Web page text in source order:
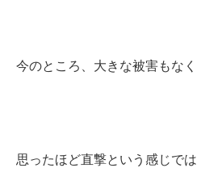
今のところ、大きな被害もなく
思ったほど直撃という感じでは